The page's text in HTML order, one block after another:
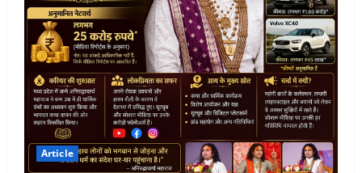
Article